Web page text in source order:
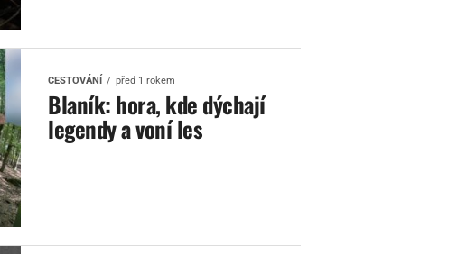
CESTOVÁNÍ před 1 rokem
Blaník: hora, kde dýchají
legendy a voní les